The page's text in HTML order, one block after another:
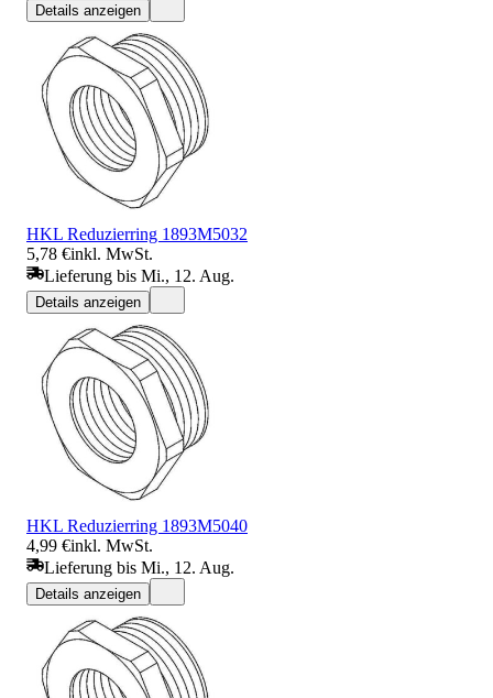
Details anzeigen
HKL Reduzierring 1893M5032
5,78 €inkl. MwSt.
Lieferung bis Mi., 12. Aug.
Details anzeigen
HKL Reduzierring 1893M5040
4,99 €inkl. MwSt.
Lieferung bis Mi., 12. Aug.
Details anzeigen